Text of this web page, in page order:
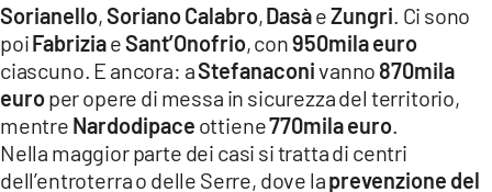
Sorianello,Soriano Calabro,DasàeZungri . Ci sono
poiFabriziaeSant’Onofrio, con950mila euro
ciascuno. E ancora: aStefanaconivanno 870mila
europer opere di messa in sicurezza del territorio,
mentre Nardodipace ottiene770mila euro
Nella maggior parte dei casi si tratta di centri
dell’entroterra o delle Serre, dove laprevenzione del